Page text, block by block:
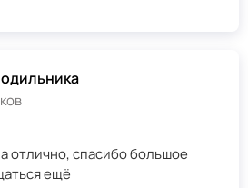
отлично, спасибо большое
ещё